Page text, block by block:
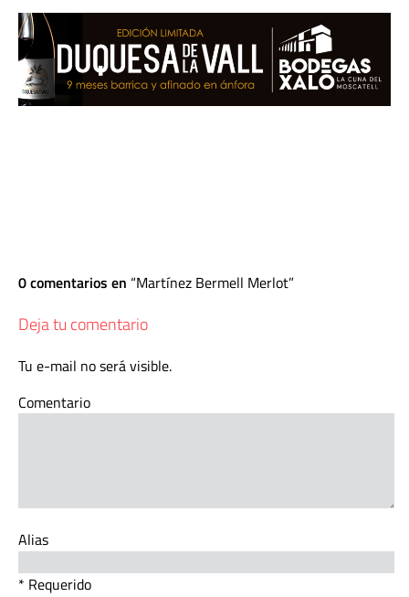
0 comentarios en Martínez Bermell Merlot
Deja tu comentario
Tu e-mail no será visible.
Comentario
Alias
* Requerido